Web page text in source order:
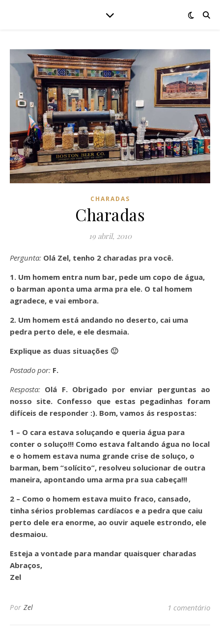
CHARADAS
Charadas
19 abril, 2010
Pergunta: Olá Zel, tenho 2 charadas pra você.
1. Um homem entra num bar, pede um copo de água,
o barman aponta uma arma pra ele. O tal homem
agradece, e vai embora.
2. Um homem está andando no deserto, cai uma
pedra perto dele, e ele desmaia.
Explique as duas situações 🙂
Postado por: F.
Resposta: Olá F. Obrigado por enviar perguntas ao
nosso site. Confesso que estas pegadinhas foram
difíceis de responder :). Bom, vamos ás respostas:
1 – O cara estava soluçando e queria água para
conter o soluço!!! Como estava faltando água no local
e o homem estava numa grande crise de soluço, o
barman, bem “solícito”, resolveu solucionar de outra
maneira, apontando uma arma pra sua cabeça!!!
2 – Como o homem estava muito fraco, cansado,
tinha sérios problemas cardíacos e a pedra que caiu
perto dele era enorme, ao ouvir aquele estrondo, ele
desmaiou.
Esteja a vontade para mandar quaisquer charadas
Abraços,
Zel
Por Zel 1 comentário